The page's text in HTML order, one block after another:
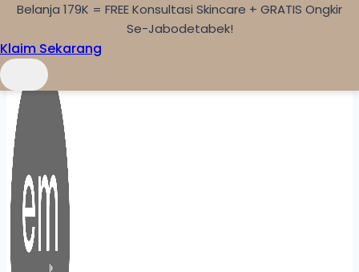
Skip to content
Belanja 179K = FREE Konsultasi Skincare + GRATIS Ongkir
Se-Jabodetabek!
Klaim Sekarang